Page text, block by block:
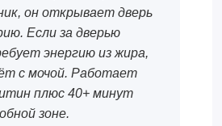
он открывает дверь
Если за дверью
энергию из жира,
с мочой. Работает
плюс 40+ минут
зоне.